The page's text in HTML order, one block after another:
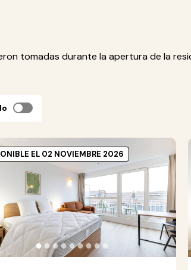
tomadas durante la apertura de la
●●●●●●●●●
EL 02 NOVIEMBRE 2026